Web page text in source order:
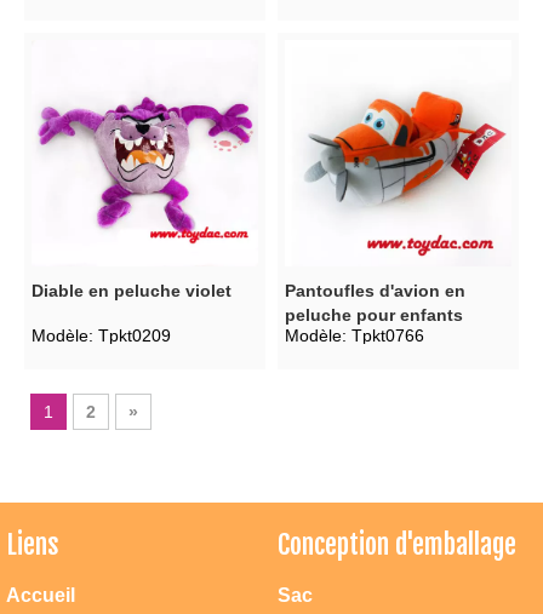
Diable en peluche violet
Modèle: Tpkt0209
Pantoufles d'avion en
peluche pour enfants
Modèle: Tpkt0766
1 2 »
Liens
Accueil
Conception d'emballage
Sac